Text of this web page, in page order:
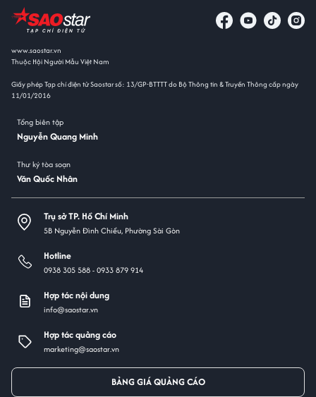
www.saostar.vn
Thuộc Hội Người Mẫu Việt Nam
Giấy phép Tạp chí điện tử Saostar số: 13/GP-BTTTT do Bộ Thông tin & Truyền Thông cấp ngày
11/01/2016
Tổng biên tập
Nguyễn Quang Minh
Thư ký tòa soạn
Văn Quốc Nhân
Trụ sở TP. Hồ Chí Minh
5B Nguyễn Đình Chiểu, Phường Sài Gòn
Hotline
0938 305 588 -0933 879 914
Hợp tác nội dung
info@saostar.vn
Hợp tác quảng cáo
marketing@saostar.vn
BẢNG GIÁ QUẢNG CÁO